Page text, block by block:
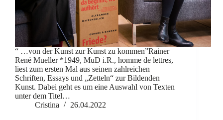
“ …von der Kunst zur Kunst zu kommen”Rainer
René Mueller *1949, MuD i.R., homme de lettres,
liest zum ersten Mal aus seinen zahlreichen
Schriften, Essays und „Zetteln“ zur Bildenden
Kunst. Dabei geht es um eine Auswahl von Texten
unter dem Titel…
Cristina
26.04.2022